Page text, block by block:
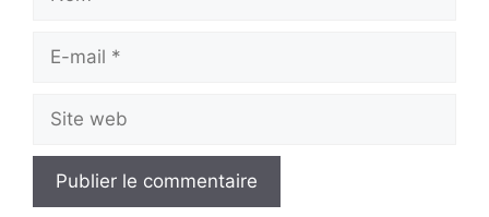
mail
web